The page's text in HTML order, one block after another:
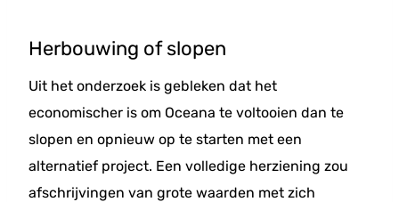
Herbouwing of slopen
Uit het onderzoek is gebleken dat het
economischer is om Oceana te voltooien dan te
slopen en opnieuw op te starten met een
alternatief project. Een volledige herziening zou
afschrijvingen van grote waarden met zich